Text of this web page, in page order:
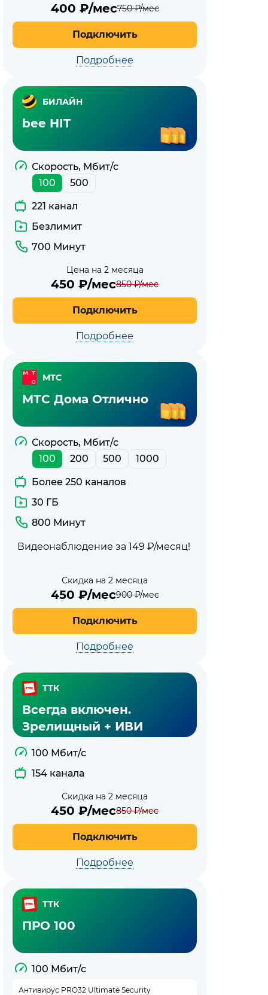
400 ₽/мес750₽/мес
Подключить
Подробнее
БИЛАЙН
bee HIT
Скорость, Мбит/с
100
500
221 канал
Безлимит
700 Минут
Цена на 2 месяца
450 ₽/мес850₽/мес
Подключить
Подробнее
МТС
МТС Дома Отлично
Скорость, Мбит/с
100
200 500 1000
Более 250 каналов
30 ГБ
800 Минут
Видеонаблюдение за 149 ₽/месяц!
Скидка на 2 месяца
450 ₽/мес900₽/мес
Подключить
Подробнее
ТТК
Всегда включен.
Зрелищный + ИВИ
100 Мбит/с
154 канала
Скидка на 2 месяца
450 ₽/мес850₽/мес
Подключить
Подробнее
ТТК
ПРО 100
100 Мбит/с
Антивирус PRO32 Ultimate Security